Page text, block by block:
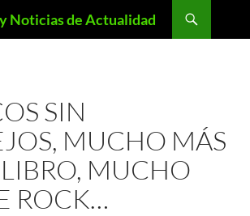
Noticias de Actualidad
SIN
MUCHO MÁS
MUCHO
ROCK…